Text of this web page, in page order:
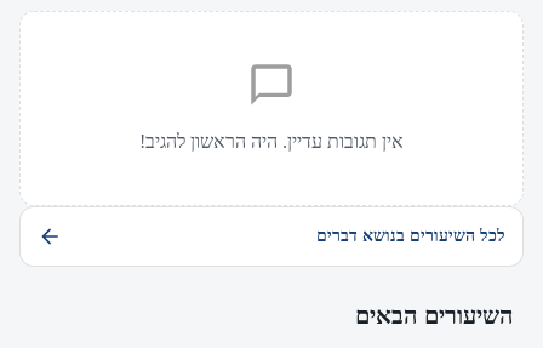
אין תגובות עדיין. היה הראשון להגיב!
לכל השיעורים בנושא דברים
השיעורים הבאים